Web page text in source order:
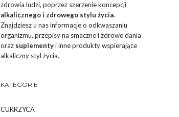
zdrowia ludzi, poprzez szerzenie koncepcji
alkalicznego i zdrowego stylu życia.
Znajdziesz u nas informacje o odkwaszaniu
organizmu, przepisy na smaczne i zdrowe dania
oraz suplementyi inne produkty wspierające
alkaliczny styl życia.
KATEGORIE
CUKRZYCA